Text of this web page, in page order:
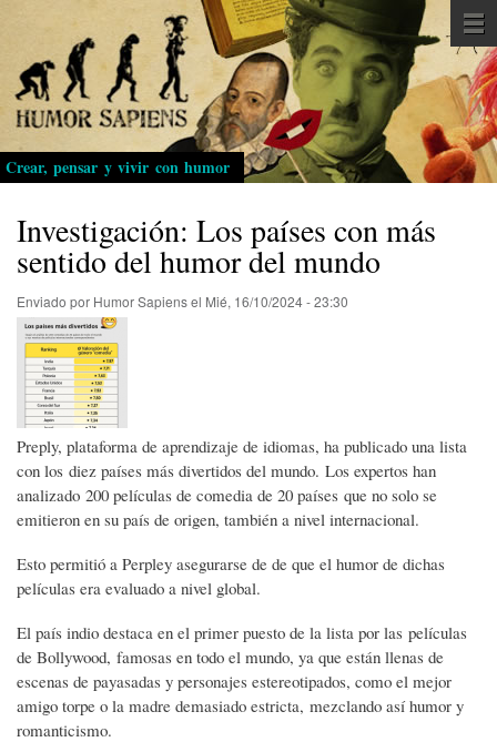
Pasar
al
contenido
principal
Crear, pensar y vivir con humor
Investigación: Los países con más
sentido del humor del mundo
Enviado por Humor Sapiensel Mié, 16/10/2024 - 23:30
Preply, plataforma de aprendizaje de idiomas, ha publicado una lista
con los diez países más divertidos del mundo. Los expertos han
analizado 200 películas de comedia de 20 países que no solo se
emitieron en su país de origen, también a nivel internacional.
Esto permitió a Perpley asegurarse de de que el humor de dichas
películas era evaluado a nivel global.
El país indio destaca en el primer puesto de la lista por las películas
de Bollywood, famosas en todo el mundo, ya que están llenas de
escenas de payasadas y personajes estereotipados, como el mejor
amigo torpe o la madre demasiado estricta, mezclando así humor y
romanticismo.